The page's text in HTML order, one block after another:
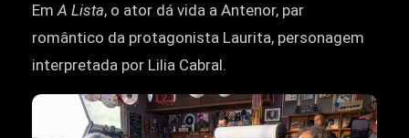
EmA Lista, o ator dá vida a Antenor, par
romântico da protagonista Laurita, personagem
interpretada por Lilia Cabral.